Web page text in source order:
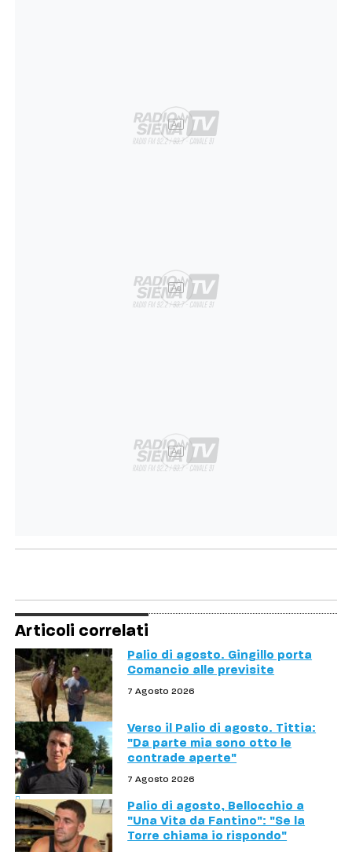
Ad
Ad
Ad
Articoli correlati
Palio di agosto. Gingillo porta
Comancio alle previsite
7 Agosto 2026
Verso il Palio di agosto. Tittia:
"Da parte mia sono otto le
contrade aperte"
7 Agosto 2026
Palio di agosto, Bellocchio a
"Una Vita da Fantino": "Se la
Torre chiama io rispondo"